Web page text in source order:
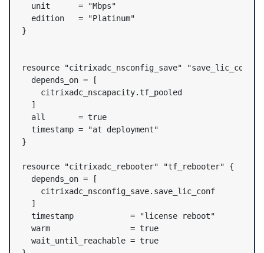
  unit      = "Mbps"
  edition   = "Platinum"
}
resource "citrixadc_nsconfig_save" "save_lic_conf"
  depends_on = [
    citrixadc_nscapacity.tf_pooled
  ]
  all       = true
  timestamp = "at deployment"
}
resource "citrixadc_rebooter" "tf_rebooter" {
  depends_on = [
    citrixadc_nsconfig_save.save_lic_conf
  ]
  timestamp            = "license reboot"
  warm                 = true
  wait_until_reachable = true